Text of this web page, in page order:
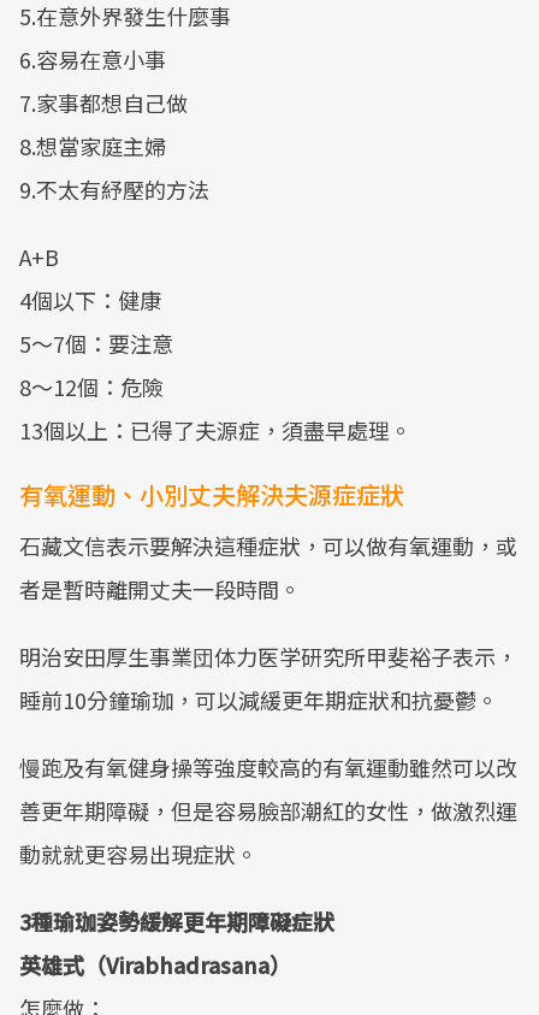
5.在意外界發生什麼事
6.容易在意小事
7.家事都想自己做
8.想當家庭主婦
9.不太有紓壓的方法
A+B
4個以下：健康
5～7個：要注意
8～12個：危險
13個以上：已得了夫源症，須盡早處理。
有氧運動、小別丈夫解決夫源症症狀
石藏文信表示要解決這種症狀，可以做有氧運動，或
者是暫時離開丈夫一段時間。
明治安田厚生事業団体力医学研究所甲斐裕子表示，
睡前10分鐘瑜珈，可以減緩更年期症狀和抗憂鬱。
慢跑及有氧健身操等強度較高的有氧運動雖然可以改
善更年期障礙，但是容易臉部潮紅的女性，做激烈運
動就就更容易出現症狀。
3種瑜珈姿勢緩解更年期障礙症狀
英雄式（Virabhadrasana）
怎麼做：